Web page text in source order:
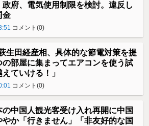
政府、電気使用制限を検討。違反し
金
コメント(0)
萩生田経産相、具体的な節電対策を提
の部屋に集まってエアコンを使う試
ていける！」
コメント(0)
の中国人観光客受け入れ再開に中国
やか「行きません」「非友好的な国